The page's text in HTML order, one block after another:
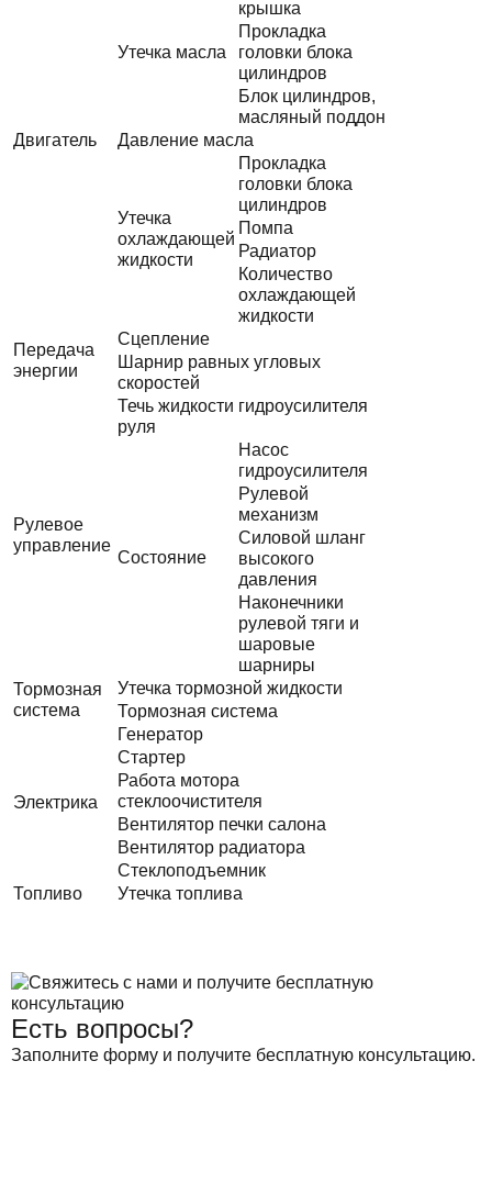
Двигатель
Утечка масла
крышка
Прокладка
головки блока
цилиндров
Блок цилиндров,
масляный поддон
Давление масла
Утечка
охлаждающей
жидкости
Прокладка
головки блока
цилиндров
Помпа
Радиатор
Количество
охлаждающей
жидкости
Передача
энергии
Сцепление
Шарнир равных угловых
скоростей
Рулевое
управление
Течь жидкости гидроусилителя
руля
Состояние
Насос
гидроусилителя
Рулевой
механизм
Силовой шланг
высокого
давления
Наконечники
рулевой тяги и
шаровые
шарниры
Тормозная
система
Утечка тормозной жидкости
Тормозная система
Электрика
Генератор
Стартер
Работа мотора
стеклоочистителя
Вентилятор печки салона
Вентилятор радиатора
Стеклоподъемник
Топливо
Утечка топлива
Есть вопросы?
Заполните форму и получите бесплатную консультацию.